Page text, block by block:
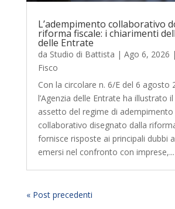
L’adempimento collaborativo
riforma fiscale: i chiarimenti
delle Entrate
da Studio di Battista | Ago 6, 2026 |
Fisco
Con la circolare n. 6/E del 6 agosto
l’Agenzia delle Entrate ha illustrato
assetto del regime di adempimento
collaborativo disegnato dalla
fornisce risposte ai principali dubbi
emersi nel confronto con imprese,...
« Post precedenti